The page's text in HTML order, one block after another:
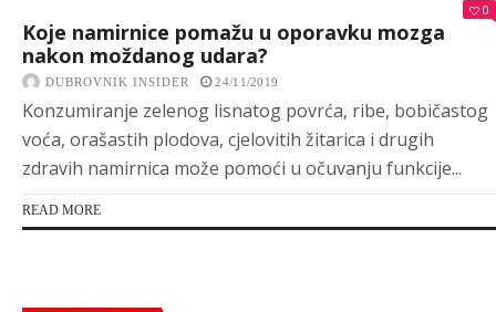
0
Koje namirnice pomažu u oporavku mozga
nakon moždanog udara?
DUBROVNIK INSIDER 24/11/2019
Konzumiranje zelenog lisnatog povrća, ribe, bobičastog
voća, orašastih plodova, cjelovitih žitarica i drugih
zdravih namirnica može pomoći u očuvanju funkcije...
READ MORE